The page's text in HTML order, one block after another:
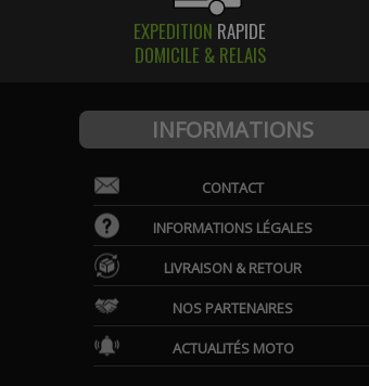
EXPEDITION RAPIDE
DOMICILE & RELAIS
INFORMATIONS
CONTACT
INFORMATIONS LÉGALES
LIVRAISON & RETOUR
NOS PARTENAIRES
ACTUALITÉS MOTO